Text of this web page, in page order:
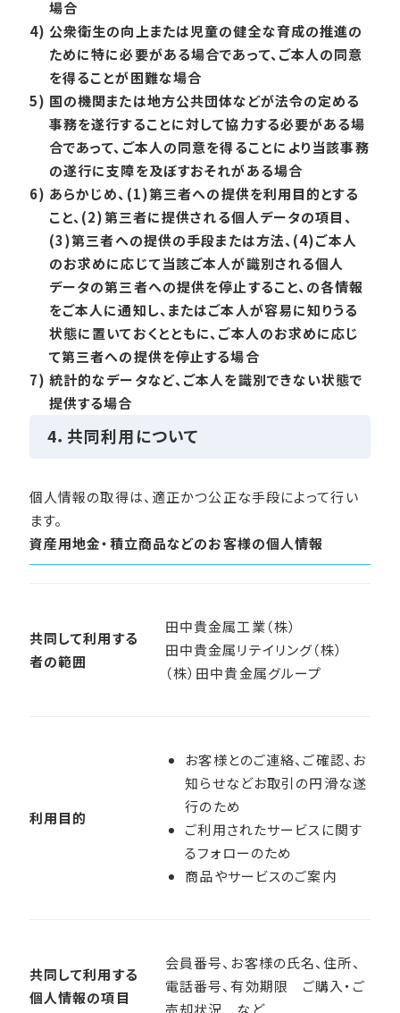
場合
4) 公衆衛生の向上または児童の健全な育成の推進の
ために特に必要がある場合であって、ご本人の同意
を得ることが困難な場合
5) 国の機関または地方公共団体などが法令の定める
事務を遂行することに対して協力する必要がある場
合であって、ご本人の同意を得ることにより当該事務
の遂行に支障を及ぼすおそれがある場合
6) あらかじめ、(1)第三者への提供を利用目的とする
こと、(2)第三者に提供される個人データの項目、
(3)第三者への提供の手段または方法、(4)ご本人
のお求めに応じて当該ご本人が識別される個人
データの第三者への提供を停止すること、の各情報
をご本人に通知し、またはご本人が容易に知りうる
状態に置いておくとともに、ご本人のお求めに応じ
て第三者への提供を停止する場合
7) 統計的なデータなど、ご本人を識別できない状態で
提供する場合
4．共同利用について
個人情報の取得は、適正かつ公正な手段によって行い
ます。
資産用地金・積立商品などのお客様の個人情報
共同して利用する
者の範囲
田中貴金属工業（株）
田中貴金属リテイリング（株）
（株）田中貴金属グループ
利用目的
お客様とのご連絡、ご確認、お
知らせなどお取引の円滑な遂
行のため
ご利用されたサービスに関す
るフォローのため
商品やサービスのご案内
共同して利用する
個人情報の項目
会員番号、お客様の氏名、住所、
電話番号、有効期限 ご購入・ご
売却状況 など